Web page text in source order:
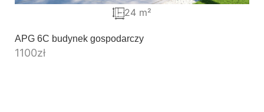
APG 6C budynek gospodarczy
1100zł
24 m²